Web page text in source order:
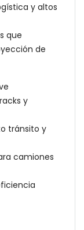
y altos
que
de
y
tránsito y
camiones